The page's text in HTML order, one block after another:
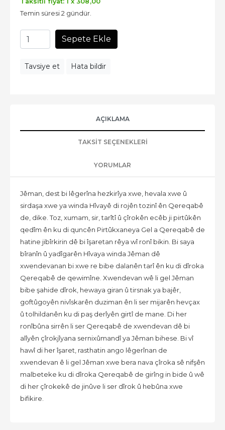
Temin süresi 2 gündür.
Sepete Ekle
Tavsiye et Hata bildir
AÇIKLAMA
TAKSIT SEÇENEKLERI
YORUMLAR
Jêman, dest bi lêgerîna hezkirîya xwe, hevala xwe û
sirdaşa xwe ya winda Hîvayê di rojên tozinî ên Qereqabê
de, dike. Toz, xumam, sir, tarîtî û çîrokên ecêb ji pirtûkên
qedîm ên ku di quncên Pirtûkxaneya Gel a Qereqabê de
hatine jibîrkirin dê bi îşaretan rêya wî ronî bikin. Bi saya
bîranîn û yadîgarên Hîvaya winda Jêman dê
xwendevanan bi xwe re bibe dalanên tarî ên ku di dîroka
Qereqabê de qewimîne. Xwendevan wê li gel Jêman
bibe şahide dîrok, hewaya giran û tirsnak ya bajêr,
goftûgoyên nivîskarên duziman ên li ser mijarên hevçax
û tolhildanên ku di paş derîyên girtî de mane. Di her
ronîbûna sirrên li ser Qereqabê de xwendevan dê bi
alîyên çîrokjîyana sernixûmandî ya Jêman bihese. Bi vî
hawî di her îşaret, rasthatin ango lêgerînan de
xwendevan ê li gel Jêman xwe bera nava çîroka sê nifşên
malbeteke ku di dîroka Qereqabê de girîng in bide û wê
di her çîrokekê de jinûve li ser dîrok û hebûna xwe
bifikire.